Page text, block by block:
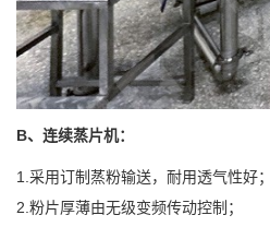
B、 连续蒸片机：
1.采用订制蒸粉输送，耐用透气性好；
2.粉片厚薄由无级变频传动控制；